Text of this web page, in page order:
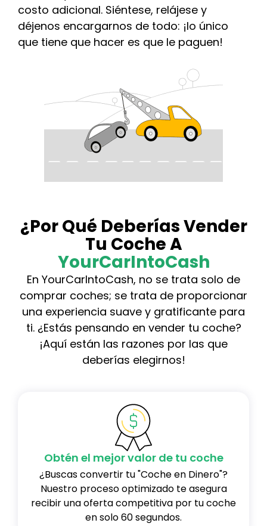
costo adicional. Siéntese, relájese y
déjenos encargarnos de todo: ¡lo único
que tiene que hacer es que le paguen!
¿Por Qué Deberías Vender
Tu Coche A
YourCarIntoCash
En YourCarIntoCash, no se trata solo de
comprar coches; se trata de proporcionar
una experiencia suave y gratificante para
ti. ¿Estás pensando en vender tu coche?
¡Aquí están las razones por las que
deberías elegirnos!
Obtén el mejor valor de tu coche
¿Buscas convertir tu "Coche en Dinero"?
Nuestro proceso optimizado te asegura
recibir una oferta competitiva por tu coche
en solo 60 segundos.